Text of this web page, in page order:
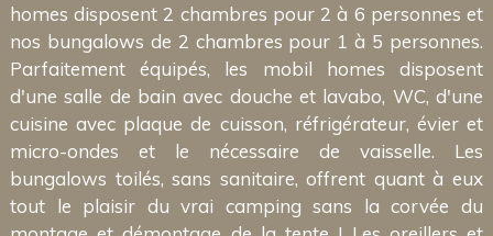
homes disposent 2 chambres pour 2 à 6 personnes et
nos bungalows de 2 chambres pour 1 à 5 personnes.
Parfaitement équipés, les mobil homes disposent
d'une salle de bain avec douche et lavabo, WC, d'une
cuisine avec plaque de cuisson, réfrigérateur, évier et
micro-ondes et le nécessaire de vaisselle. Les
bungalows toilés, sans sanitaire, offrent quant à eux
tout le plaisir du vrai camping sans la corvée du